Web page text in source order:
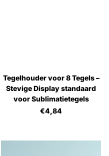
Tegelhouder voor 8 Tegels –
Stevige Display standaard
voor Sublimatietegels
€4,84